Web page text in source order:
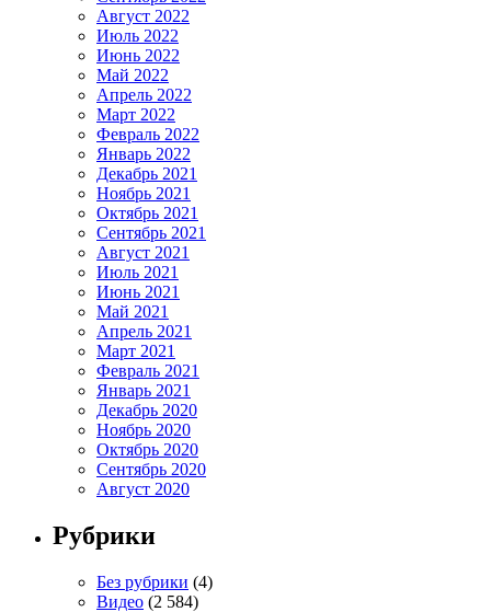
Август 2022
Июль 2022
Июнь 2022
Май 2022
Апрель 2022
Март 2022
Февраль 2022
Январь 2022
Декабрь 2021
Ноябрь 2021
Октябрь 2021
Сентябрь 2021
Август 2021
Июль 2021
Июнь 2021
Май 2021
Апрель 2021
Март 2021
Февраль 2021
Январь 2021
Декабрь 2020
Ноябрь 2020
Октябрь 2020
Сентябрь 2020
Август 2020
Рубрики
Без рубрики (4)
Видео (2 584)